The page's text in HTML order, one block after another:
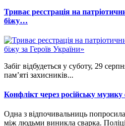
Триває реєстрація на
біжу…
Забіг відбудеться у суботу, 29
пам’яті захисників...
Конфлікт через російську
Одна з відпочивальниць
між людьми виникла сварка.